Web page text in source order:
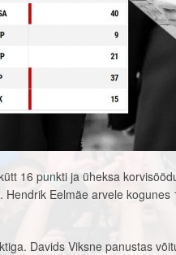
16 punkti ja üheksa
Eelmäe arvele kogunes
Davids Viksne panustas